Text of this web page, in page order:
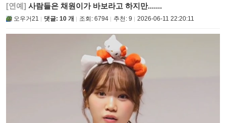
[연예] 사람들은 채원이가 바보라고 하지만.......
오우거21 댓글: 10 개 조회: 6794 추천: 9 2026-06-11 22:20:11